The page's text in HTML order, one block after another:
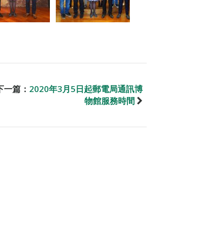
一篇： 2020年3月5日起郵電局通訊博
物館服務時間